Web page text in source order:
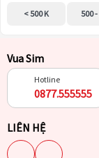
< 500 K 500 -
Vua Sim
Hotline
0877.555555
LIÊN HỆ